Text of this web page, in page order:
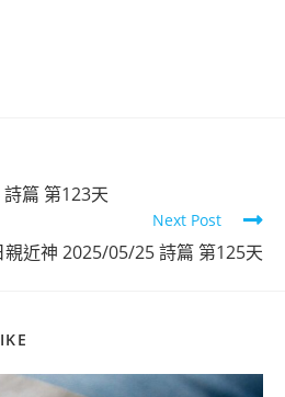
篇 第123天
Next Post
親近神 2025/05/25 詩篇 第125天